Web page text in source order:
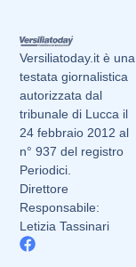
Versiliatoday.it è una
testata giornalistica
autorizzata dal
tribunale di Lucca il
24 febbraio 2012 al
n° 937 del registro
Periodici.
Direttore
Responsabile:
Letizia Tassinari